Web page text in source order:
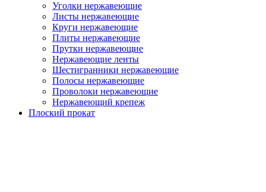
Уголки нержавеющие
Листы нержавеющие
Круги нержавеющие
Плиты нержавеющие
Прутки нержавеющие
Нержавеющие ленты
Шестигранники нержавеющие
Полосы нержавеющие
Проволоки нержавеющие
Нержавеющий крепеж
Плоский прокат